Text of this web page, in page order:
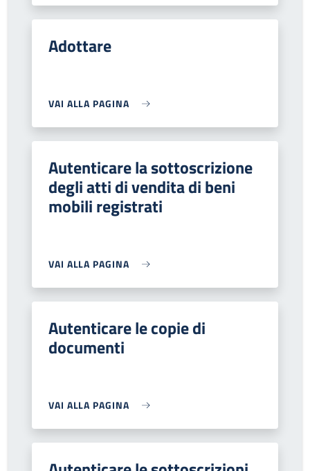
Adottare
VAI ALLA PAGINA
Autenticare la sottoscrizione
degli atti di vendita di beni
mobili registrati
VAI ALLA PAGINA
Autenticare le copie di
documenti
VAI ALLA PAGINA